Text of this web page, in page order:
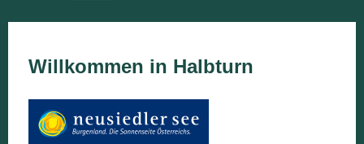
Willkommen in Halbturn